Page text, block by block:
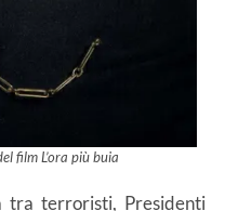
film L’ora più buia
tra terroristi, Presidenti